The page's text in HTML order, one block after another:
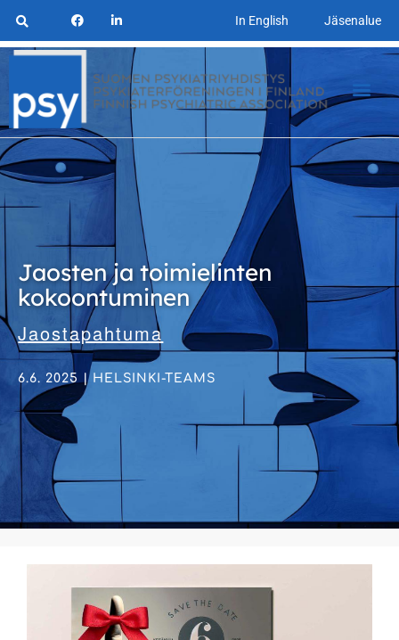
In English Jäsenalue
Jaosten ja toimielinten
kokoontuminen
Jaostapahtuma
6.6. 2025 | HELSINKI-TEAMS